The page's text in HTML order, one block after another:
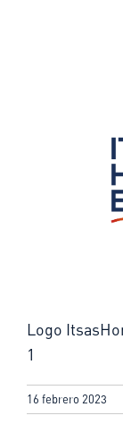
Logo
1
16 febrero 2023